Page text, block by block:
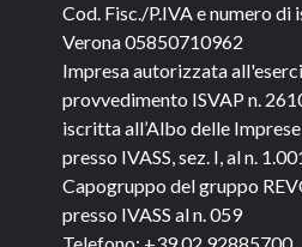
Cod. Fisc./P.IVA e numero
Verona 05850710962
Impresa autorizzata
provvedimento ISVAP n.
iscritta all’Albo delle
presso IVASS, sez. I, al n.
Capogruppo del gruppo
presso IVASS al n. 059